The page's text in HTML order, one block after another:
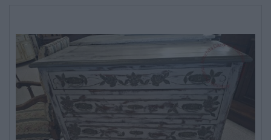
DECORAZIONI OGGETTISTICA ILLUMINAZIONE
MATERIALI E STRUTTURE
MODERNARIATO